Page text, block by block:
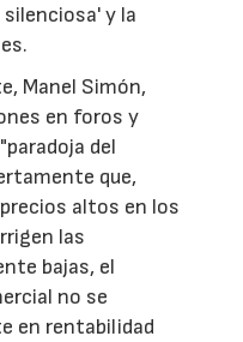
y la
Manel Simón,
en foros y
del
que,
altos en los
las
bajas, el
no se
en rentabilidad